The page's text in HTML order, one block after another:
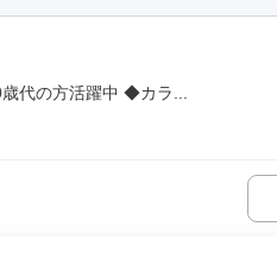
代の方活躍中 ◆カラ...